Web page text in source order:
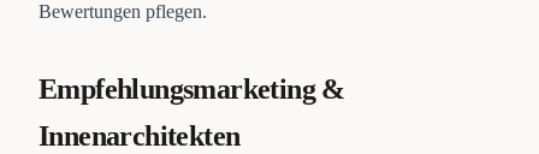
Bewertungen pflegen.
Empfehlungsmarketing &
Innenarchitekten